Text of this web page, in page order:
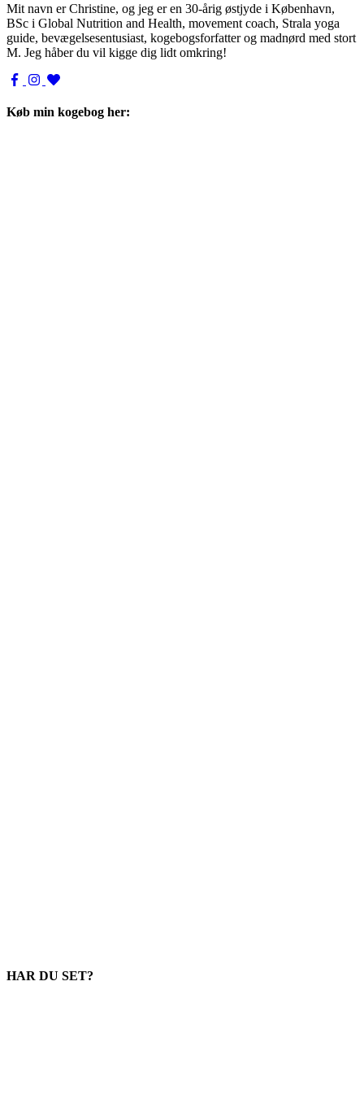
Mit navn er Christine, og jeg er en 30-årig østjyde i København,
BSc i Global Nutrition and Health, movement coach, Strala yoga
guide, bevægelsesentusiast, kogebogsforfatter og madnørd med stort
M. Jeg håber du vil kigge dig lidt omkring!
Køb min kogebog her:
HAR DU SET?